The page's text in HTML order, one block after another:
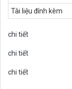
Tài liệu đính kèm
chi tiết
chi tiết
chi tiết